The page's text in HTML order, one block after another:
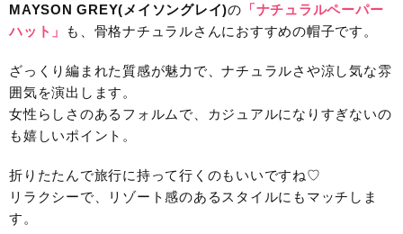
MAYSON GREY(メイソングレイ)の 「ナチュラルペーパー
ハット」
も、骨格ナチュラルさんにおすすめの帽子です。
ざっくり編まれた質感が魅力で、ナチュラルさや涼し気な雰
囲気を演出します。
女性らしさのあるフォルムで、カジュアルになりすぎないの
も嬉しいポイント。
折りたたんで旅行に持って行くのもいいですね♡
リラクシーで、リゾート感のあるスタイルにもマッチしま
す。